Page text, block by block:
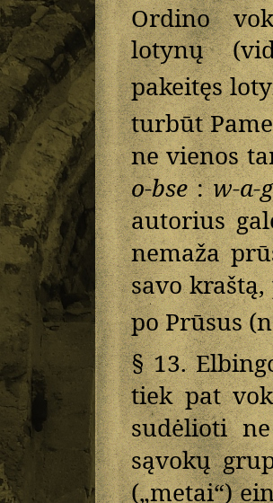
Ordino
lotynų
pakeitęs
turbūt
ne vienos
o-bse:w-a-
autorius
nemaža
savo
po Prūsus
§ 13.
tiek pat
sudėlioti
sąvokų
(„metai“)